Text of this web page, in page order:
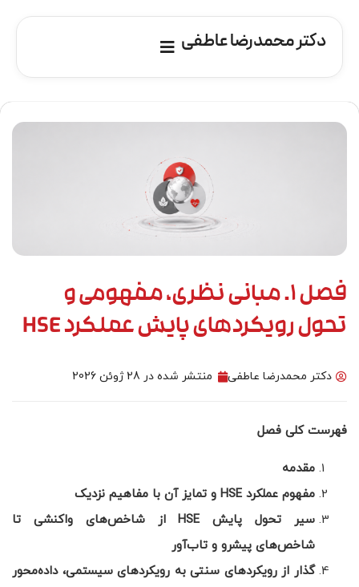
دکتر محمدرضا عاطفی
فصل ۱. مبانی نظری، مفهومی و
تحول رویکردهای پایش عملکرد HSE
دکتر محمدرضا عاطفی منتشر شده در 28 ژوئن 2026
فهرست کلی فصل
مقدمه
مفهوم عملکرد HSE و تمایز آن با مفاهیم نزدیک
سیر تحول پایش HSEاز شاخص‌های واکنشی تا
شاخص‌های پیشرو و تاب‌آور
گذار از رویکردهای سنتی به رویکردهای سیستمی، داده‌محور